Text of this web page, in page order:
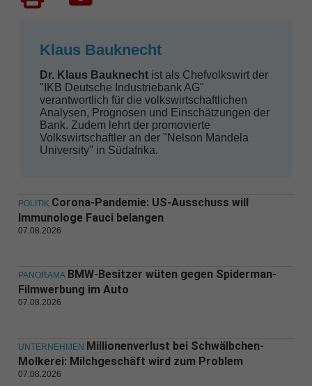
Klaus Bauknecht
Dr. Klaus Bauknechtist als Chefvolkswirt der
"IKB Deutsche Industriebank AG"
verantwortlich für die volkswirtschaftlichen
Analysen, Prognosen und Einschätzungen der
Bank. Zudem lehrt der promovierte
Volkswirtschaftler an der "Nelson Mandela
University" in Südafrika.
POLITIK Corona-Pandemie: US-Ausschuss will
Immunologe Fauci belangen
07.08.2026
PANORAMA BMW-Besitzer wüten gegen Spiderman-
Filmwerbung im Auto
07.08.2026
UNTERNEHMEN Millionenverlust bei Schwälbchen-
Molkerei: Milchgeschäft wird zum Problem
07.08.2026